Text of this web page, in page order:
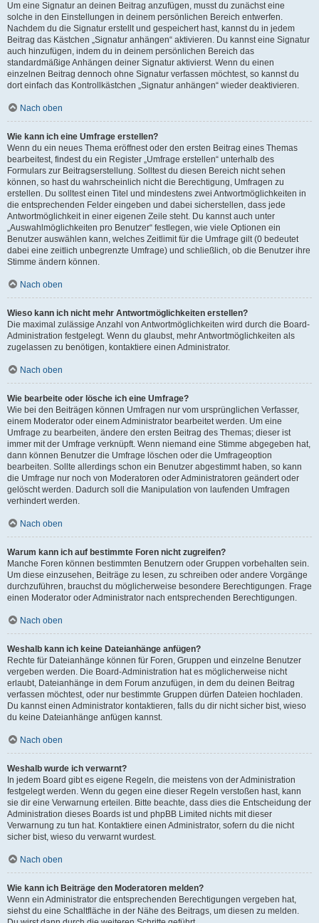
Um eine Signatur an deinen Beitrag anzufügen, musst du zunächst eine
solche in den Einstellungen in deinem persönlichen Bereich entwerfen.
Nachdem du die Signatur erstellt und gespeichert hast, kannst du in jedem
Beitrag das Kästchen „Signatur anhängen“ aktivieren. Du kannst eine Signatur
auch hinzufügen, indem du in deinem persönlichen Bereich das
standardmäßige Anhängen deiner Signatur aktivierst. Wenn du einen
einzelnen Beitrag dennoch ohne Signatur verfassen möchtest, so kannst du
dort einfach das Kontrollkästchen „Signatur anhängen“ wieder deaktivieren.
Nach oben
Wie kann ich eine Umfrage erstellen?
Wenn du ein neues Thema eröffnest oder den ersten Beitrag eines Themas
bearbeitest, findest du ein Register „Umfrage erstellen“ unterhalb des
Formulars zur Beitragserstellung. Solltest du diesen Bereich nicht sehen
können, so hast du wahrscheinlich nicht die Berechtigung, Umfragen zu
erstellen. Du solltest einen Titel und mindestens zwei Antwortmöglichkeiten in
die entsprechenden Felder eingeben und dabei sicherstellen, dass jede
Antwortmöglichkeit in einer eigenen Zeile steht. Du kannst auch unter
„Auswahlmöglichkeiten pro Benutzer“ festlegen, wie viele Optionen ein
Benutzer auswählen kann, welches Zeitlimit für die Umfrage gilt (0 bedeutet
dabei eine zeitlich unbegrenzte Umfrage) und schließlich, ob die Benutzer ihre
Stimme ändern können.
Nach oben
Wieso kann ich nicht mehr Antwortmöglichkeiten erstellen?
Die maximal zulässige Anzahl von Antwortmöglichkeiten wird durch die Board-
Administration festgelegt. Wenn du glaubst, mehr Antwortmöglichkeiten als
zugelassen zu benötigen, kontaktiere einen Administrator.
Nach oben
Wie bearbeite oder lösche ich eine Umfrage?
Wie bei den Beiträgen können Umfragen nur vom ursprünglichen Verfasser,
einem Moderator oder einem Administrator bearbeitet werden. Um eine
Umfrage zu bearbeiten, ändere den ersten Beitrag des Themas; dieser ist
immer mit der Umfrage verknüpft. Wenn niemand eine Stimme abgegeben hat,
dann können Benutzer die Umfrage löschen oder die Umfrageoption
bearbeiten. Sollte allerdings schon ein Benutzer abgestimmt haben, so kann
die Umfrage nur noch von Moderatoren oder Administratoren geändert oder
gelöscht werden. Dadurch soll die Manipulation von laufenden Umfragen
verhindert werden.
Nach oben
Warum kann ich auf bestimmte Foren nicht zugreifen?
Manche Foren können bestimmten Benutzern oder Gruppen vorbehalten sein.
Um diese einzusehen, Beiträge zu lesen, zu schreiben oder andere Vorgänge
durchzuführen, brauchst du möglicherweise besondere Berechtigungen. Frage
einen Moderator oder Administrator nach entsprechenden Berechtigungen.
Nach oben
Weshalb kann ich keine Dateianhänge anfügen?
Rechte für Dateianhänge können für Foren, Gruppen und einzelne Benutzer
vergeben werden. Die Board-Administration hat es möglicherweise nicht
erlaubt, Dateianhänge in dem Forum anzufügen, in dem du deinen Beitrag
verfassen möchtest, oder nur bestimmte Gruppen dürfen Dateien hochladen.
Du kannst einen Administrator kontaktieren, falls du dir nicht sicher bist, wieso
du keine Dateianhänge anfügen kannst.
Nach oben
Weshalb wurde ich verwarnt?
In jedem Board gibt es eigene Regeln, die meistens von der Administration
festgelegt werden. Wenn du gegen eine dieser Regeln verstoßen hast, kann
sie dir eine Verwarnung erteilen. Bitte beachte, dass dies die Entscheidung der
Administration dieses Boards ist und phpBB Limited nichts mit dieser
Verwarnung zu tun hat. Kontaktiere einen Administrator, sofern du die nicht
sicher bist, wieso du verwarnt wurdest.
Nach oben
Wie kann ich Beiträge den Moderatoren melden?
Wenn ein Administrator die entsprechenden Berechtigungen vergeben hat,
siehst du eine Schaltfläche in der Nähe des Beitrags, um diesen zu melden.